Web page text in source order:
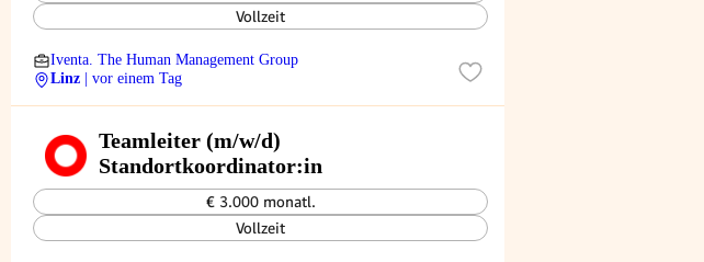
Vollzeit
Iventa. The Human Management Group
Linz
| vor einem Tag
Teamleiter (m/w/d)
Standortkoordinator:in
€ 3.000 monatl.
Vollzeit